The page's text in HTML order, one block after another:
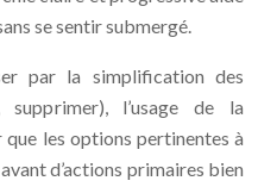
se sentir submergé.
par la simplification des
supprimer), l’usage de la
que les options pertinentes à
d’actions primaires bien